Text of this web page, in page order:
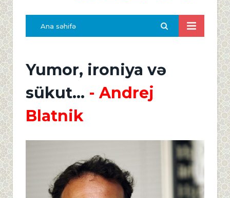
Ana səhifə
Yumor, ironiya və
sükut... - Andrej
Blatnik